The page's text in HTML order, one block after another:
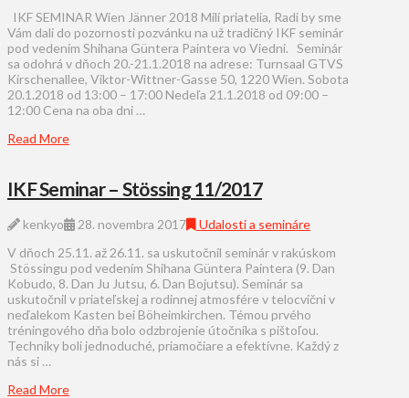
IKF SEMINAR Wien Jänner 2018 Milí priatelia, Radi by sme
Vám dali do pozornosti pozvánku na už tradičný IKF seminár
pod vedením Shihana Güntera Paintera vo Viedni. Seminár
sa odohrá v dňoch 20.-21.1.2018 na adrese: Turnsaal GTVS
Kirschenallee, Viktor-Wittner-Gasse 50, 1220 Wien. Sobota
20.1.2018 od 13:00 – 17:00 Nedeľa 21.1.2018 od 09:00 –
12:00 Cena na oba dni …
Read More
IKF Seminar – Stössing 11/2017
kenkyo 28. novembra 2017
Udalosti a semináre
V dňoch 25.11. až 26.11. sa uskutočnil seminár v rakúskom
Stössingu pod vedením Shihana Güntera Paintera (9. Dan
Kobudo, 8. Dan Ju Jutsu, 6. Dan Bojutsu). Seminár sa
uskutočnil v priateľskej a rodinnej atmosfére v telocvični v
neďalekom Kasten bei Böheimkirchen. Témou prvého
tréningového dňa bolo odzbrojenie útočníka s pištoľou.
Techniky boli jednoduché, priamočiare a efektívne. Každý z
nás si …
Read More